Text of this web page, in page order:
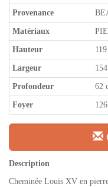
Provenance
Matériaux
Hauteur
Largeur
Profondeur 62
Foyer
Description
Cheminée Louis XV en